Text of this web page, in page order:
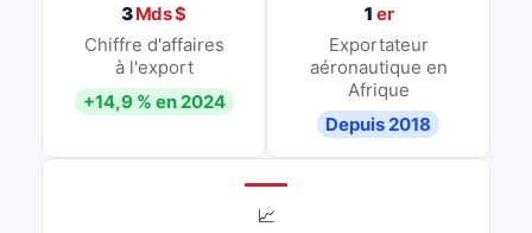
3Mds $
Chiffre d'affaires
à l'export
+14,9 % en 2024
1 er
Exportateur
aéronautique en
Afrique
Depuis 2018
📈